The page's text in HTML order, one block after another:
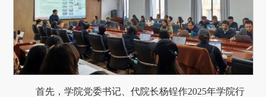
首先，学院党委书记、代院长杨锃作2025年学院行